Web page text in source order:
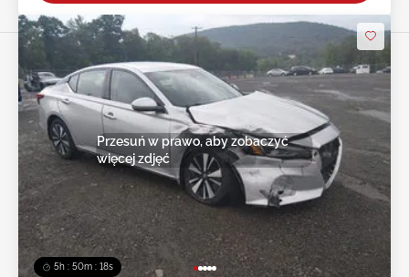
5h : 50m : 16s
Przesuń w prawo, aby zobaczyć
więcej zdjęć